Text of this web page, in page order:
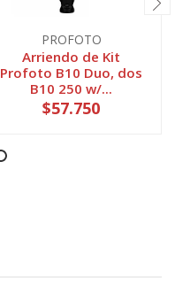
PROFOTO
Arriendo de Kit
Profoto B10 Duo, dos
B10 250 w/...
$57.750